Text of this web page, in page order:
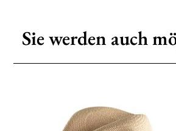
Sie werden auch